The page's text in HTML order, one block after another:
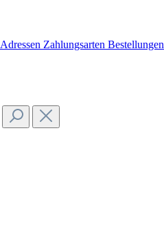
Adressen Zahlungsarten Bestellungen